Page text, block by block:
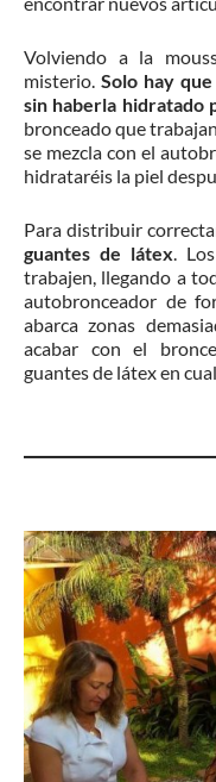
Volviendo a la
misterio. Solo hay
sin haberla hidratado
bronceado que
se mezcla con el
hidrataréis la piel
Para distribuir
guantes de látex .
trabajen, llegando a
autobronceador de
abarca zonas
acabar con el
guantes de látex en